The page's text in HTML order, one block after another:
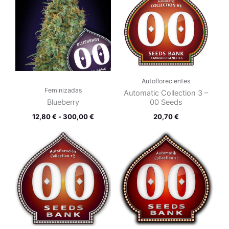
Feminizadas
Blueberry
12,80€ - 300,00€
300,00 €
Autoflorecientes
Automatic Collection 3 –
00 Seeds
20,70€